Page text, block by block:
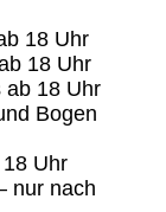
18 Uhr
18 Uhr
ab 18 Uhr
Bogen
Uhr
nur nach